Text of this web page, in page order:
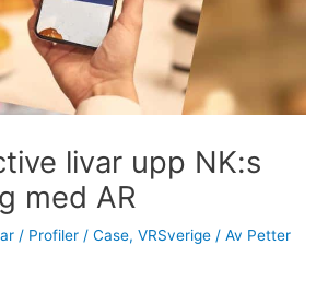
livar upp NK:s
med AR
/ Profiler / Case, VRSverige / Av Petter